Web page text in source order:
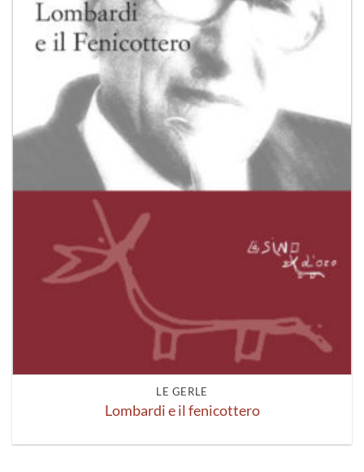
LE GERLE
Lombardi e il fenicottero